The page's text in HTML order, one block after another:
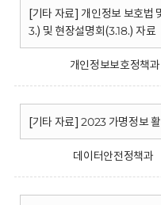
[기타 자료] 개인정보 보호법
3.) 및 현장설명회(3.18.) 자료
개인정보보호정책과
[기타 자료] 2023 가명정보
데이터안전정책과